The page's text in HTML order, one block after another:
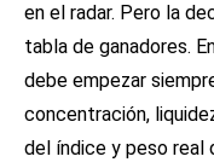
en el radar. Pero la
tabla de ganadores.
debe empezar
concentración,
del índice y peso real